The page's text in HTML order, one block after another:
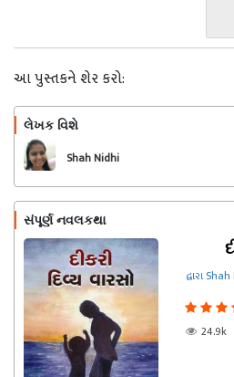
આ પુસ્તકને શેર કરો:
લેખક વિશે
Shah Nidhi
સંપૂર્ણ નવલકથા
દ્વારા
24.9k